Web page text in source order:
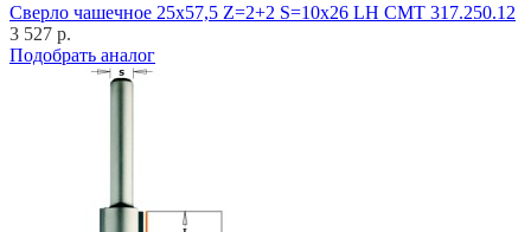
Cверло чашечное 25x57,5 Z=2+2 S=10x26 LH CMT 317.250.12
3 527 р.
Подобрать аналог